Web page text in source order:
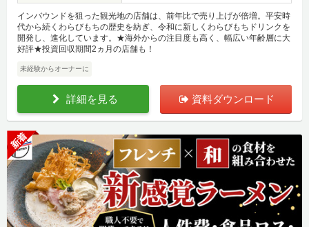
インバウンドを狙った観光地の店舗は、前年比で売り上げが倍増。平安時
代から続くわらびもちの歴史を紡ぎ、令和に新しくわらびもちドリンクを
開発し、進化しています。★海外からの注目度も高く、幅広い年齢層に大
好評★投資回収期間2ヵ月の店舗も！
未経験からオーナーに
詳細を見る 資料ダウンロード
新着